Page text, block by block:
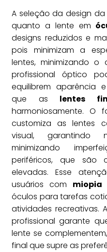
A seleção da design
quanto a lente em
designs reduzidos e
pois minimizam a
lentes, minimizando o
profissional óptico
equilibrem aparência
que as lentes
harmoniosamente. O
customiza as lentes
visual, garantindo
minimizando
periféricos, que são
elevadas. Esse
usuários com miopia
óculos para tarefas
atividades recreativas.
profissional garante
lente se
final que supre as